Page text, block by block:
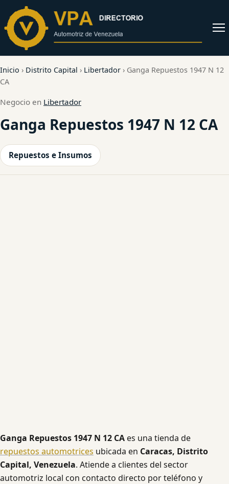
contenido
Abrir
Inicio › Distrito Capital › Libertador › Ganga Repuestos 1947 N 12
CA
Negocio en Libertador
Ganga Repuestos 1947 N 12 CA
Repuestos e Insumos
Ganga Repuestos 1947 N 12 CAes una tienda de
repuestos automotrices ubicada en Caracas, Distrito
Capital, Venezuela. Atiende a clientes del sector
automotriz local con contacto directo por teléfono y